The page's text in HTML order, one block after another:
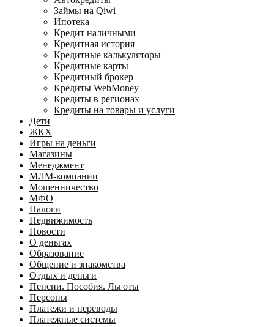
Займы на Qiwi
Ипотека
Кредит наличными
Кредитная история
Кредитные калькуляторы
Кредитные карты
Кредитный брокер
Кредиты WebMoney
Кредиты в регионах
Кредиты на товары и услуги
Дети
ЖКХ
Игры на деньги
Магазины
Менеджмент
МЛМ-компании
Мошенничество
МФО
Налоги
Недвижимость
Новости
О деньгах
Образование
Общение и знакомства
Отдых и деньги
Пенсии. Пособия. Льготы
Персоны
Платежи и переводы
Платежные системы